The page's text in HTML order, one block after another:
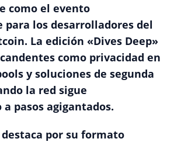
como el evento
para los desarrolladores del
La edición «Dives Deep»
como privacidad en
y soluciones de segunda
la red sigue
pasos agigantados.
destaca por su formato